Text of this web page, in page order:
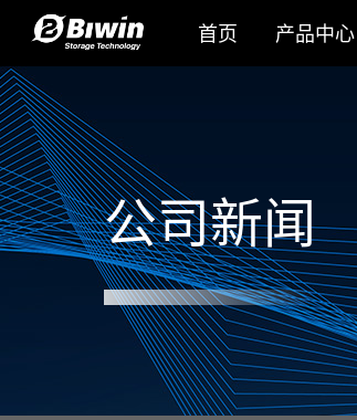
首页 产品中心
公司新闻